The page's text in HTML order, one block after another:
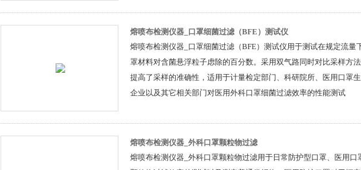
熔喷布检测仪器_口罩细菌过滤（BFE）测试仪
熔喷布检测仪器_口罩细菌过滤（BFE）测试仪用于测试在规定流量
罩材料对含菌悬浮粒子虑除的百分数。采用双气路同时对比采样方法
提高了采样的准确性，适用于计量检定部门、科研院所、医用口罩
企业以及其它相关部门对医用外科口罩细菌过滤效率的性能测试
熔喷布检测仪器_外科口罩颗粒物过滤
熔喷布检测仪器_外科口罩颗粒物过滤用于日常防护型口罩、医用口